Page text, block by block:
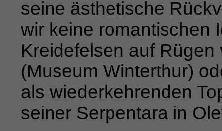
seine ästhetische
wir keine romantischen
Kreidefelsen auf
(Museum Winterthur)
als wiederkehrenden
seiner Serpentara in